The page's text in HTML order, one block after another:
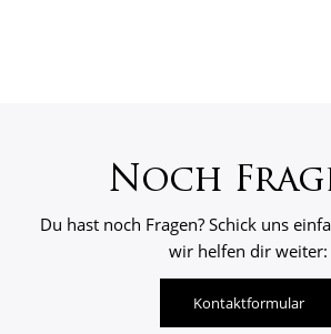
Noch
Du hast noch Fragen? Schick uns
wir helfen dir weiter:
Kontaktformular